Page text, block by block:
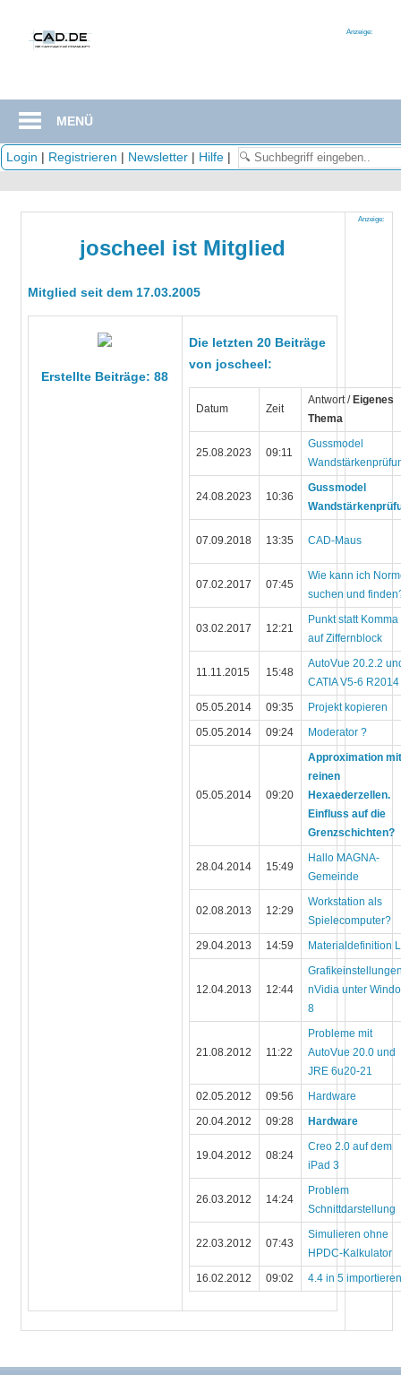
Anzeige:
MENÜ
Login | Registrieren | Newsletter | Hilfe |
joscheel ist Mitglied
Mitglied seit dem 17.03.2005
Erstellte Beiträge: 88
Die letzten 20 Beiträge
von joscheel:
Datum Zeit
Antwort /Eigenes
Thema
25.08.2023 09:11
Gussmodel
24.08.2023 10:36
Gussmodel
07.09.2018 13:35 CAD-Maus
07.02.2017 07:45
Wie kann ich
suchen und
03.02.2017 12:21
Punkt statt Komma
auf Ziffernblock
11.11.2015 15:48
AutoVue 20.2.2
CATIA V5-6 R2014
05.05.2014
09:35
Projekt kopieren
05.05.2014
09:24 Moderator ?
05.05.2014 09:20
Approximation
reinen
Hexaederzellen.
Einfluss auf die
Grenzschichten?
28.04.2014 15:49
Hallo MAGNA-
Gemeinde
02.08.2013 12:29
Workstation als
Spielecomputer?
29.04.2013
14:59 Materialdefinition
12.04.2013 12:44
nVidia unter
8
21.08.2012 11:22
Probleme mit
AutoVue 20.0 und
JRE 6u20-21
02.05.2012
09:56
Hardware
20.04.2012
09:28 Hardware
19.04.2012 08:24
Creo 2.0 auf dem
iPad 3
26.03.2012 14:24
Problem
Schnittdarstellung
22.03.2012 07:43
Simulieren ohne
HPDC-Kalkulator
16.02.2012
09:02 4.4 in 5
Anzeige: